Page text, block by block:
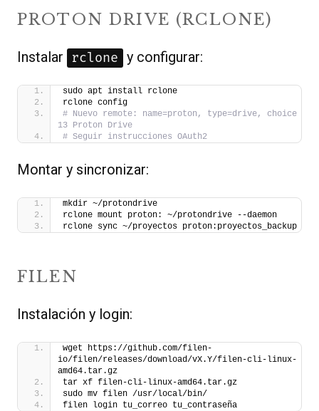
PROTON DRIVE (RCLONE)
Instalar rclone y configurar:
sudo apt install rclone
rclone config
# Nuevo remote: name=proton, type=drive, choice
13 Proton Drive
# Seguir instrucciones OAuth2
Montar y sincronizar:
mkdir ~/protondrive
rclone mount proton: ~/protondrive --daemon
rclone sync ~/proyectos proton:proyectos_backup
FILEN
Instalación y login:
wget https://github.com/filen-
io/filen/releases/download/vX.Y/filen-cli-linux-
amd64.tar.gz
tar xf filen-cli-linux-amd64.tar.gz
sudo mv filen /usr/local/bin/
filen login tu_correo tu_contraseña